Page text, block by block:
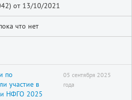
от 13/10/2021
что нет
по
участие в
НФГО 2025
05 сентября 2025
года